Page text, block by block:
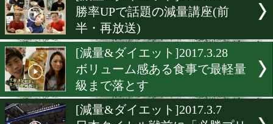
[スゴ痩せ]2017.5.15
後藤あゆみと決戦ダイエッ
[減量&ダイエット
勝率UPで話題の減量講座(
半・再放送)